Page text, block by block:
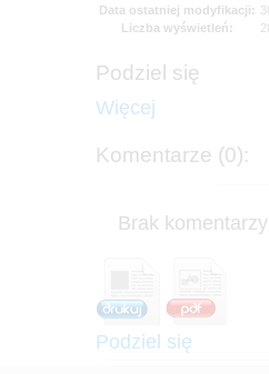
Data ostatniej modyfikacji:
Liczba wyświetleń:
Podziel się
Więcej
Komentarze (0):
Brak
Podziel się